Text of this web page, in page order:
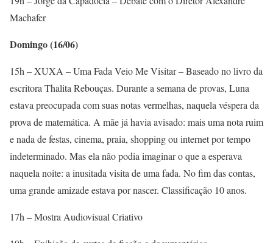
Machafer
Domingo (16/06)
15h – XUXA – Uma Fada Veio Me Visitar – Baseado no livro da
escritora Thalita Rebouças. Durante a semana de provas, Luna
estava preocupada com suas notas vermelhas, naquela véspera da
prova de matemática. A mãe já havia avisado: mais uma nota ruim
e nada de festas, cinema, praia, shopping ou internet por tempo
indeterminado. Mas ela não podia imaginar o que a esperava
naquela noite: a inusitada visita de uma fada. No fim das contas,
uma grande amizade estava por nascer. Classificação 10 anos.
17h – Mostra Audiovisual Criativo